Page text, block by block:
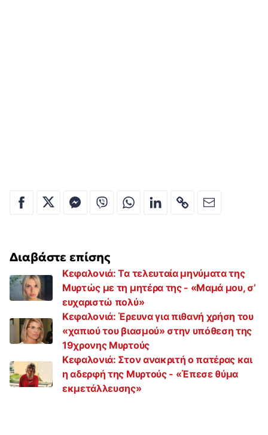
Διαβάστε επίσης
Κεφαλονιά: Τα τελευταία μηνύματα της
Μυρτώς με τη μητέρα της - «Μαμά μου, σ’
ευχαριστώ πολύ»
Κεφαλονιά: Έρευνα για πιθανή χρήση του
«χαπιού του βιασμού» στην υπόθεση της
19χρονης Μυρτούς
Κεφαλονιά: Στον ανακριτή ο πατέρας και
η αδερφή της Μυρτούς - «Έπεσε θύμα
εκμετάλλευσης»